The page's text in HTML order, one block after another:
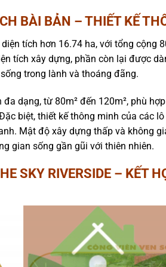
BÀI BẢN – THIẾT KẾ
tích hơn 16.74 ha, với tổng cộng
tích xây dựng, phần còn lại được
trong lành và thoáng đãng.
dạng, từ 80m² đến 120m², phù
biệt, thiết kế thông minh của các
Mật độ xây dựng thấp và không
gian sống gần gũi với thiên nhiên.
SKY RIVERSIDE – KẾT